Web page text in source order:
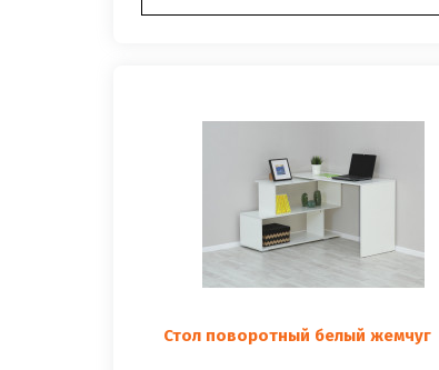
Стол поворотный белый жемчуг